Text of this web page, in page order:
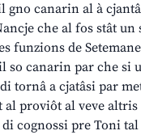
gno canarin al à
che al fos stât un
funzions de
so canarin par che si
tornâ a cjatâsi par
al proviôt al veve
cognossi pre Toni tal